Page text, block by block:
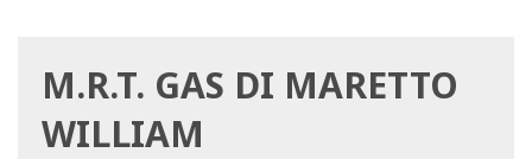
M.R.T. GAS DI MARETTO
WILLIAM